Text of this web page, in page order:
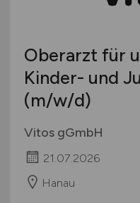
Oberarzt für
Kinder- und
(m/w/d)
Vitos gGmbH
21.07.2026
Hanau